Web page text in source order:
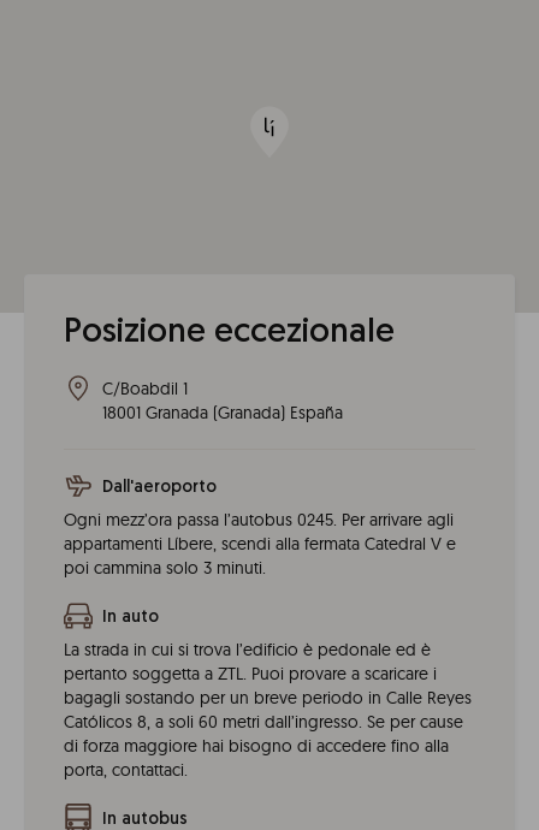
Posizione eccezionale
C/Boabdil 1
18001 Granada (Granada) España
Dall'aeroporto
Ogni mezz’ora passa l’autobus 0245. Per arrivare agli
appartamenti Líbere, scendi alla fermata Catedral V e
poi cammina solo 3 minuti.
In auto
La strada in cui si trova l’edificio è pedonale ed è
pertanto soggetta a ZTL. Puoi provare a scaricare i
bagagli sostando per un breve periodo in Calle Reyes
Católicos 8, a soli 60 metri dall’ingresso. Se per cause
di forza maggiore hai bisogno di accedere fino alla
porta, contattaci.
In autobus